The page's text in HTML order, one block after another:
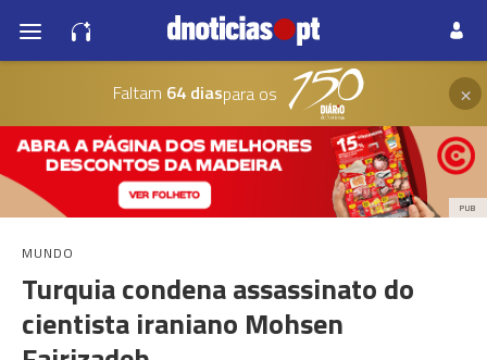
Faltam 64 diaspara os ×
PUB
MUNDO
Turquia condena assassinato do
cientista iraniano Mohsen